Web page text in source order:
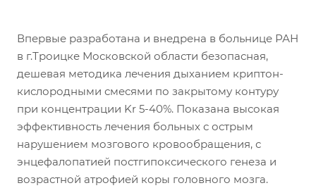
Впервые разработана и внедрена в больнице РАН
в г.Троицке Московской области безопасная,
дешевая методика лечения дыханием криптон-
кислородными смесями по закрытому контуру
при концентрации Kr 5-40%. Показана высокая
эффективность лечения больных с острым
нарушением мозгового кровообращения, с
энцефалопатией постгипоксического генеза и
возрастной атрофией коры головного мозга.